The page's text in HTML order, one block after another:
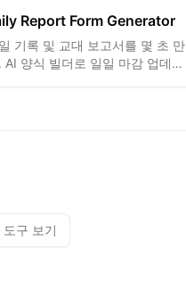
Report Form Generator
기록 및 교대 보고서를 몇 초 만
AI 양식 빌더로 일일 마감 업데이
도구 보기